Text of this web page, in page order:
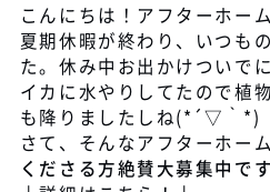
こんにちは！アフターホー
夏期休暇が終わり、いつも
た。休み中お出かけついで
イカに水やりしてたので
も降りましたしね(*´▽｀*)
さて、そんなアフターホー
くださる方絶賛大募集中で